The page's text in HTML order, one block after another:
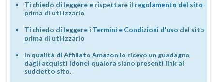
Ti chiedo di leggere e rispettare il regolamento del sito
prima di utilizzarlo
Ti chiedo di leggere i Termini e Condizioni d'uso del sito
prima di utilizzarlo
In qualità di Affiliato Amazon io ricevo un guadagno
dagli acquisti idonei qualora siano presenti link al
suddetto sito.